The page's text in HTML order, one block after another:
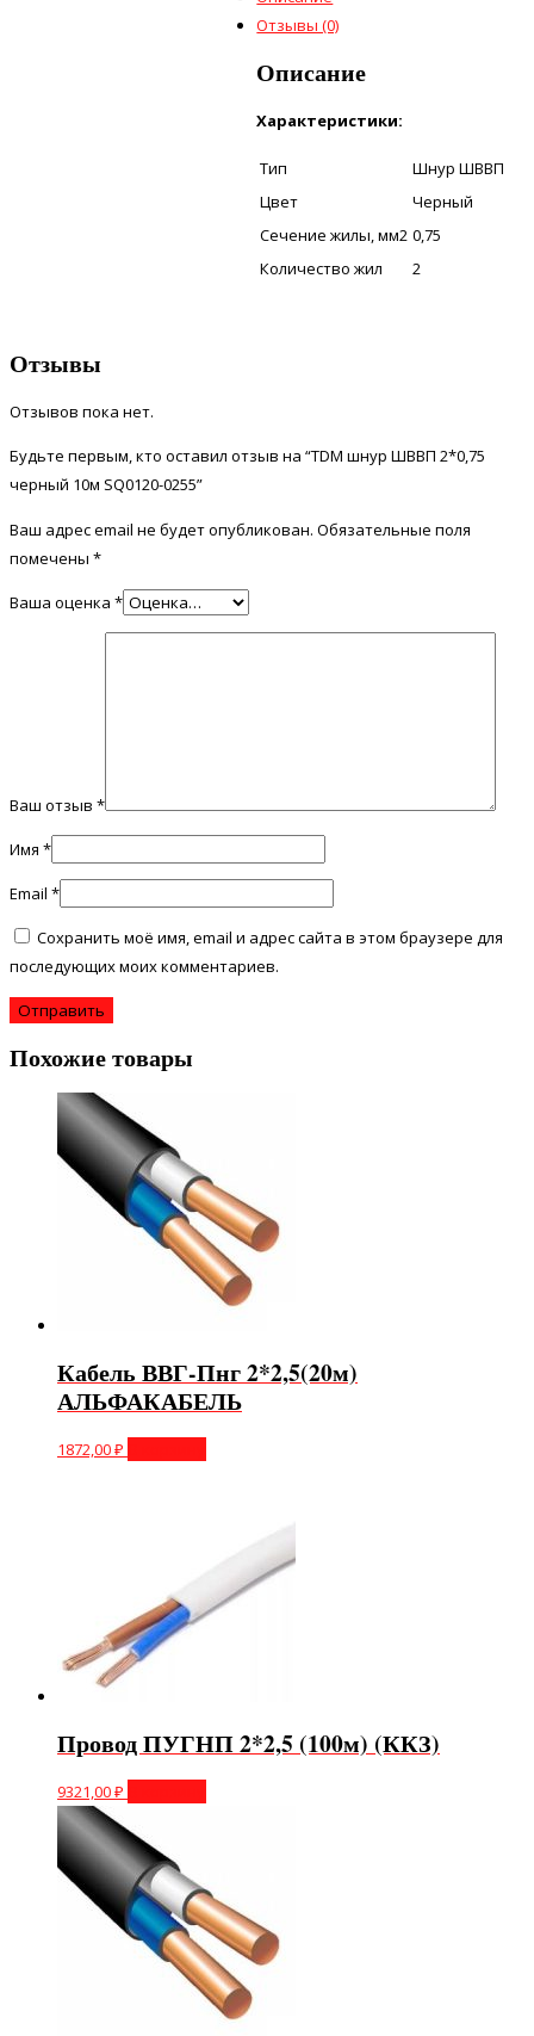
Отзывы (0)
Описание
Характеристики:
Тип
Шнур ШВВП
Цвет
Черный
Сечение жилы, мм2 0,75
Количество жил
2
Отзывы
Отзывов пока нет.
Будьте первым, кто оставил отзыв на “TDM шнур ШВВП 2*0,75
черный 10м SQ0120-0255”
Ваш адрес email не будет опубликован. Обязательные поля
помечены *
Ваша оценка *
Ваш отзыв *
Имя *
Email *
Сохранить моё имя, email и адрес сайта в этом браузере для
последующих моих комментариев.
Похожие товары
Кабель ВВГ-Пнг 2*2,5(20м)
АЛЬФАКАБЕЛЬ
1872,00₽
Провод ПУГНП 2*2,5 (100м) (ККЗ)
9321,00₽